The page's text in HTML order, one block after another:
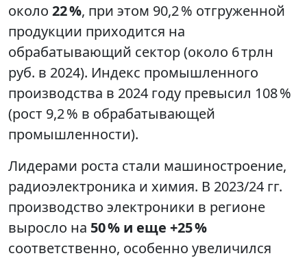
около 22 %, при этом 90,2 % отгруженной
продукции приходится на
обрабатывающий сектор (около 6 трлн
руб. в 2024). Индекс промышленного
производства в 2024 году превысил 108 %
(рост 9,2 % в обрабатывающей
промышленности).
Лидерами роста стали машиностроение,
радиоэлектроника и химия. В 2023/24 гг.
производство электроники в регионе
выросло на 50 % и еще +25 %
соответственно, особенно увеличился